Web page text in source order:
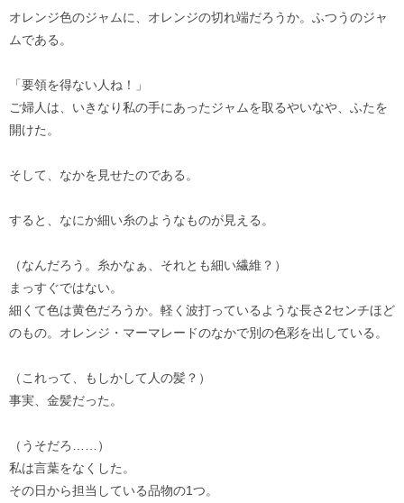
オレンジ色のジャムに、オレンジの切れ端だろうか。ふつうのジャ
ムである。
「要領を得ない人ね！」
ご婦人は、いきなり私の手にあったジャムを取るやいなや、ふたを
開けた。
そして、なかを見せたのである。
すると、なにか細い糸のようなものが見える。
（なんだろう。糸かなぁ、それとも細い繊維？）
まっすぐではない。
細くて色は黄色だろうか。軽く波打っているような長さ2センチほど
のもの。オレンジ・マーマレードのなかで別の色彩を出している。
（これって、もしかして人の髪？）
事実、金髪だった。
（うそだろ……）
私は言葉をなくした。
その日から担当している品物の1つ。